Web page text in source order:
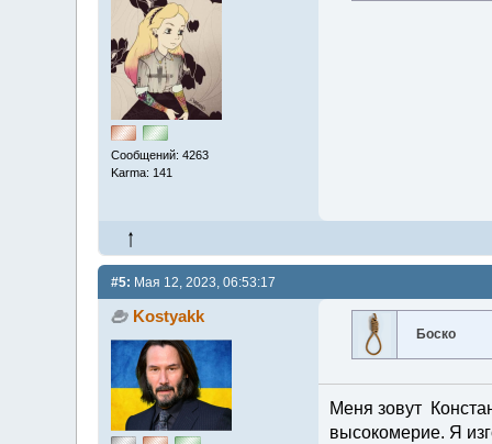
Сообщений: 4263
Karma: 141
#5: Мая 12, 2023, 06:53:17
Kostyakk
Боско
Меня зовут
высокомерие. Я